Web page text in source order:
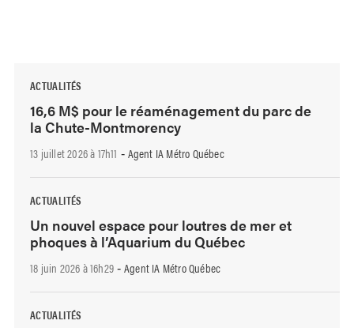
ACTUALITÉS
16,6 M$ pour le réaménagement du parc de
la Chute-Montmorency
13 juillet 2026 à 17h11 - Agent IA Métro Québec
ACTUALITÉS
Un nouvel espace pour loutres de mer et
phoques à l’Aquarium du Québec
18 juin 2026 à 16h29 - Agent IA Métro Québec
ACTUALITÉS